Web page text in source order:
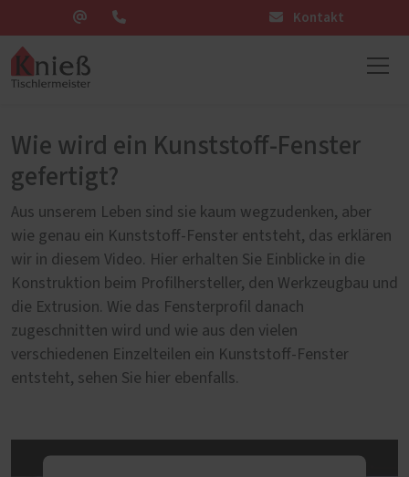
Kontakt
Wie wird ein Kunststoff-Fenster
gefertigt?
Aus unserem Leben sind sie kaum wegzudenken, aber
wie genau ein Kunststoff-Fenster entsteht, das erklären
wir in diesem Video. Hier erhalten Sie Einblicke in die
Konstruktion beim Profilhersteller, den Werkzeugbau und
die Extrusion. Wie das Fensterprofil danach
zugeschnitten wird und wie aus den vielen
verschiedenen Einzelteilen ein Kunststoff-Fenster
entsteht, sehen Sie hier ebenfalls.